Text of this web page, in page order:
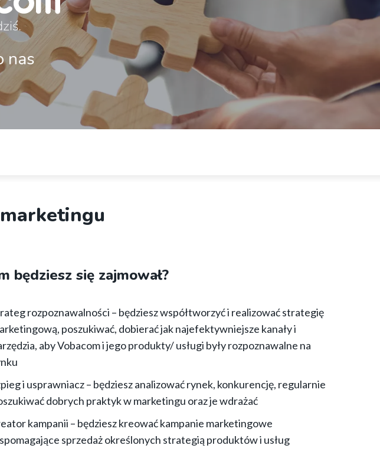
nas
będziesz się zajmował?
rozpoznawalności – będziesz współtworzyć i realizować strategię
poszukiwać, dobierać jak najefektywniejsze kanały i
aby Vobacom i jego produkty/ usługi były rozpoznawalne na
i usprawniacz – będziesz analizować rynek, konkurencję, regularnie
dobrych praktyk w marketingu oraz je wdrażać
kampanii – będziesz kreować kampanie marketingowe
sprzedaż określonych strategią produktów i usług